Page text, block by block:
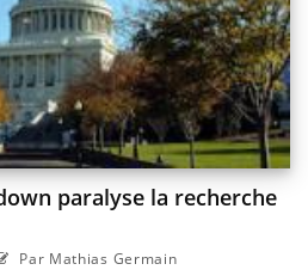
paralyse la recherche
Par Mathias Germain